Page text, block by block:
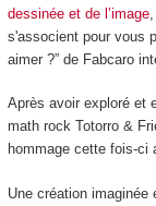
dessinée et de l’image,
s'associent pour vous
aimer ?” de Fabcaro
Après avoir exploré et
math rock Totorro &
hommage cette fois-ci
Une création imaginée